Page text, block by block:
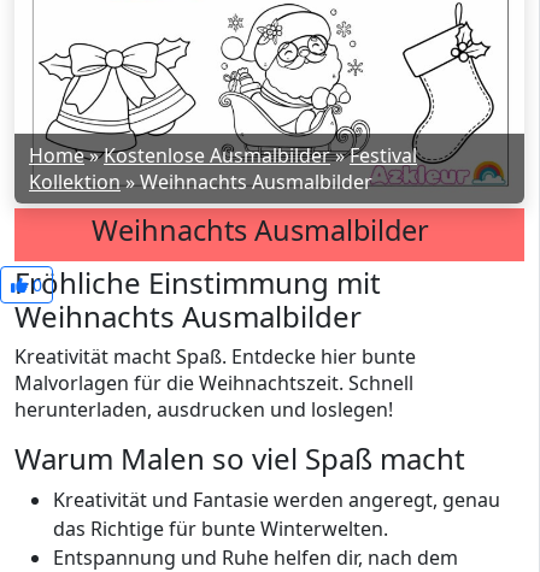
Home»Kostenlose Ausmalbilder»Festival
Kollektion»Weihnachts Ausmalbilder
Weihnachts Ausmalbilder
0
Fröhliche Einstimmung mit
Weihnachts Ausmalbilder
Kreativität macht Spaß. Entdecke hier bunte
Malvorlagen für die Weihnachtszeit. Schnell
herunterladen, ausdrucken und loslegen!
Warum Malen so viel Spaß macht
Kreativität und Fantasie werden angeregt, genau
das Richtige für bunte Winterwelten.
Entspannung und Ruhe helfen dir, nach dem